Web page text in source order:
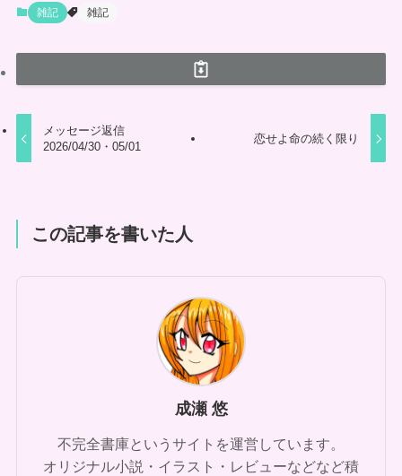
雑記 雑記
メッセージ返信
2026/04/30・05/01
恋せよ命の続く限り
この記事を書いた人
成瀬 悠
不完全書庫というサイトを運営しています。
オリジナル小説・イラスト・レビューなどなど積